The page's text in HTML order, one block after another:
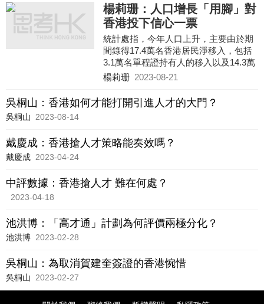
楊莉珊：人口增長「用腳」對
香港投下信心一票
統計處指，今年人口上升，主要由於期
間錄得17.4萬名香港居民淨移入，包括
3.1萬名單程證持有人的移入以及14.3萬
名其他香港居民的淨移入。其中在短短
計劃共收到約120,000宗申請，批出超過
75,000宗，其中「高才通計劃」反應尤
分反映香港作為「一國兩制」下的亞洲
楊莉珊 2023-08-21
吳桐山：香港如何才能打開引進人才的大門？
吳桐山 2023-08-14
戴慶成：香港搶人才策略能奏效嗎？
戴慶成 2023-04-24
中評數據：香港搶人才 難在何處？
2023-04-18
池洪博：「高才通」計劃為何評價兩極分化？
池洪博 2023-02-28
吳桐山：為取消賀建奎簽證的香港惋惜
吳桐山 2023-02-27